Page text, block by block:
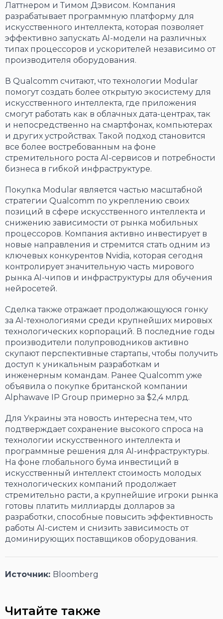
Латтнером и Тимом Дэвисом. Компания
разрабатывает программную платформу для
искусственного интеллекта, которая позволяет
эффективно запускать AI-модели на различных
типах процессоров и ускорителей независимо от
производителя оборудования.
В Qualcomm считают, что технологии Modular
помогут создать более открытую экосистему для
искусственного интеллекта, где приложения
смогут работать как в облачных дата-центрах, так
и непосредственно на смартфонах, компьютерах
и других устройствах. Такой подход становится
все более востребованным на фоне
стремительного роста AI-сервисов и потребности
бизнеса в гибкой инфраструктуре.
Покупка Modular является частью масштабной
стратегии Qualcomm по укреплению своих
позиций в сфере искусственного интеллекта и
снижению зависимости от рынка мобильных
процессоров. Компания активно инвестирует в
новые направления и стремится стать одним из
ключевых конкурентов Nvidia, которая сегодня
контролирует значительную часть мирового
рынка AI-чипов и инфраструктуры для обучения
нейросетей.
Сделка также отражает продолжающуюся гонку
за AI-технологиями среди крупнейших мировых
технологических корпораций. В последние годы
производители полупроводников активно
скупают перспективные стартапы, чтобы получить
доступ к уникальным разработкам и
инженерным командам. Ранее Qualcomm уже
объявила о покупке британской компании
Alphawave IP Group примерно за $2,4 млрд.
Для Украины эта новость интересна тем, что
подтверждает сохранение высокого спроса на
технологии искусственного интеллекта и
программные решения для AI-инфраструктуры.
На фоне глобального бума инвестиций в
искусственный интеллект стоимость молодых
технологических компаний продолжает
стремительно расти, а крупнейшие игроки рынка
готовы платить миллиарды долларов за
разработки, способные повысить эффективность
работы AI-систем и снизить зависимость от
доминирующих поставщиков оборудования.
Источник: Bloomberg
Читайте также